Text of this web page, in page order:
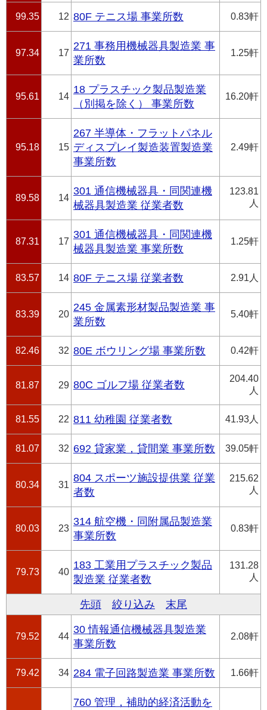
99.35 12 80F テニス場 事業所数 0.83軒
97.34 17
271 事務用機械器具製造業 事
業所数
1.25軒
95.61 14
18 プラスチック製品製造業
（別掲を除く） 事業所数
16.20軒
95.18 15
267 半導体・フラットパネル
ディスプレイ製造装置製造業
事業所数
2.49軒
89.58 14
301 通信機械器具・同関連機
械器具製造業 従業者数
123.81
人
87.31 17
301 通信機械器具・同関連機
械器具製造業 事業所数
1.25軒
83.57 14 80F テニス場 従業者数 2.91人
83.39 20
245 金属素形材製品製造業 事
業所数
5.40軒
82.46 32 80E ボウリング場 事業所数 0.42軒
81.87 29 80C ゴルフ場 従業者数
204.40
人
81.55 22 811 幼稚園 従業者数 41.93人
81.07 32 692 貸家業，貸間業 事業所数 39.05軒
80.34 31
804 スポーツ施設提供業 従業
者数
215.62
人
80.03 23
314 航空機・同附属品製造業
事業所数
0.83軒
79.73 40
183 工業用プラスチック製品
製造業 従業者数
131.28
人
先頭 絞り込み 末尾
79.52 44
30 情報通信機械器具製造業
事業所数
2.08軒
79.42 34 284 電子回路製造業 事業所数 1.66軒
760 管理，補助的経済活動を